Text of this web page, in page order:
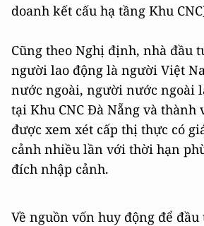
doanh kết cấu hạ tầng Khu
Cũng theo Nghị định, nhà đầu
người lao động là người Việt
nước ngoài, người nước ngoài
tại Khu CNC Đà Nẵng và thành
được xem xét cấp thị thực có
cảnh nhiều lần với thời hạn
đích nhập cảnh.
Về nguồn vốn huy động để